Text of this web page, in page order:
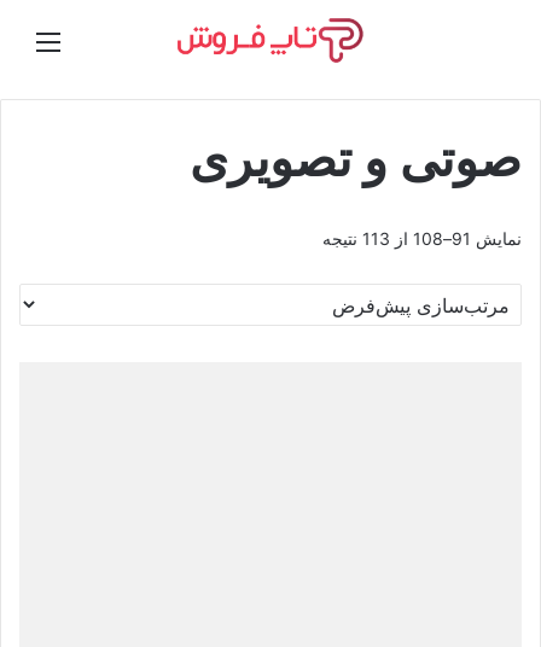
صوتی و تصویری
نمایش 91–108 از 113 نتیجه